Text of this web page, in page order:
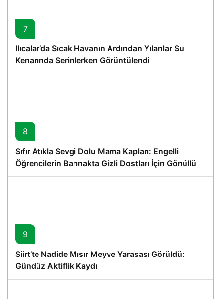
7
Ilıcalar’da Sıcak Havanın Ardından Yılanlar Su
Kenarında Serinlerken Görüntülendi
8
Sıfır Atıkla Sevgi Dolu Mama Kapları: Engelli
Öğrencilerin Barınakta Gizli Dostları İçin Gönüllü
Proje
9
Siirt’te Nadide Mısır Meyve Yarasası Görüldü:
Gündüz Aktiflik Kaydı